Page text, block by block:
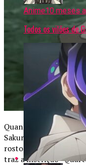
Quando Minato surge
Sakura pergunta
rosto está eternizado
traz a inscrição
Anime10 meses
Todos os vilões de